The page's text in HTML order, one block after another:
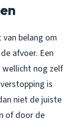
belang om
afvoer. Een
nog zelf
is
niet de juiste
of door de